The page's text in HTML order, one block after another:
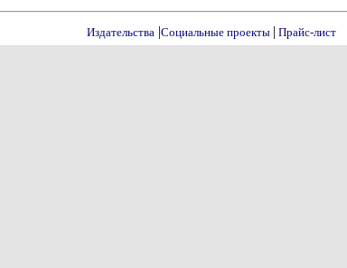
Издательства |Социальные проекты | Прайс-лист